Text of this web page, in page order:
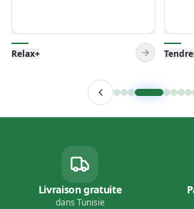
Tendresse+ Venise
Livraison gratuite
dans Tunisie